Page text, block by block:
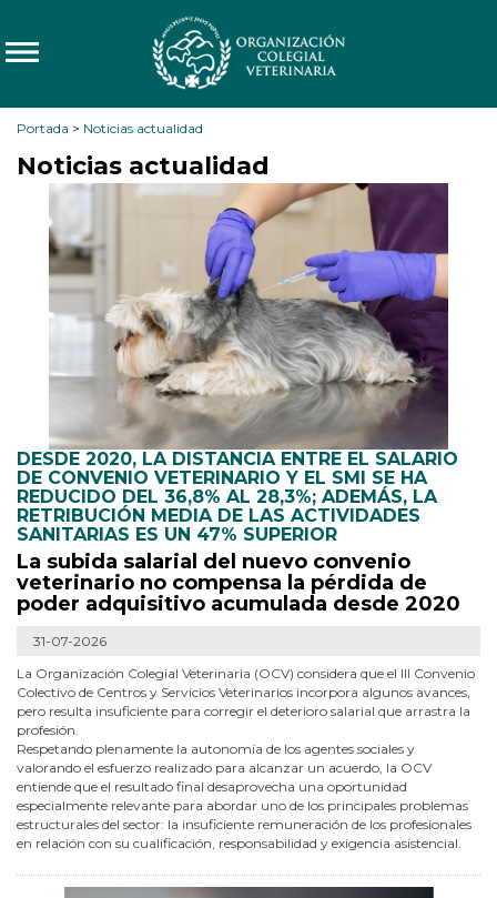
Portada > Noticias actualidad
Noticias actualidad
DESDE 2020, LA DISTANCIA ENTRE EL SALARIO
DE CONVENIO VETERINARIO Y EL SMI SE HA
REDUCIDO DEL 36,8% AL 28,3%; ADEMÁS, LA
RETRIBUCIÓN MEDIA DE LAS ACTIVIDADES
SANITARIAS ES UN 47% SUPERIOR
La subida salarial del nuevo convenio
veterinario no compensa la pérdida de
poder adquisitivo acumulada desde 2020
31-07-2026
La Organización Colegial Veterinaria (OCV) considera que el III Convenio
Colectivo de Centros y Servicios Veterinarios incorpora algunos avances,
pero resulta insuficiente para corregir el deterioro salarial que arrastra la
profesión.
Respetando plenamente la autonomía de los agentes sociales y
valorando el esfuerzo realizado para alcanzar un acuerdo, la OCV
entiende que el resultado final desaprovecha una oportunidad
especialmente relevante para abordar uno de los principales problemas
estructurales del sector: la insuficiente remuneración de los profesionales
en relación con su cualificación, responsabilidad y exigencia asistencial.